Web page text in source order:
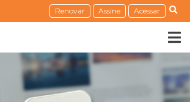
Renovar Assine Acessar